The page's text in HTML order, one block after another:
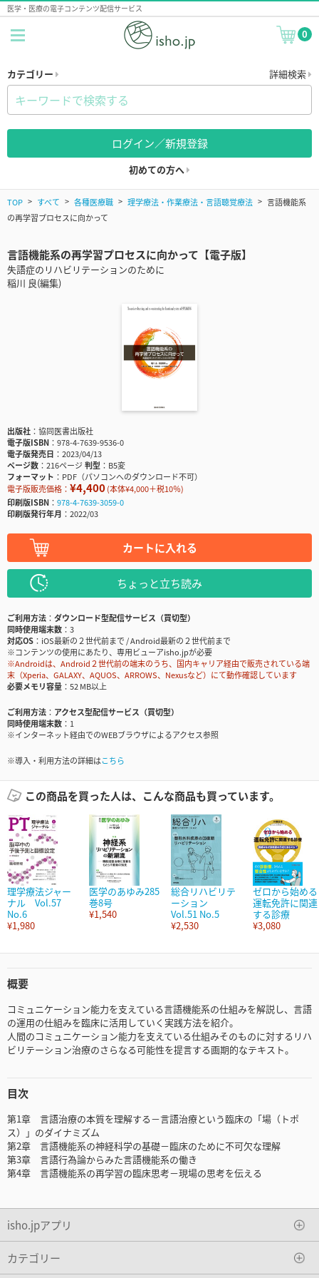
医学・医療の電子コンテンツ配信サービス
0
カテゴリー 詳細検索
ログイン／新規登録
初めての方へ
TOP すべて 各種医療職 理学療法・作業療法・言語聴覚療法
言語機能系
の再学習プロセスに向かって
言語機能系の再学習プロセスに向かって【電子版】
失語症のリハビリテーションのために
稲川 良(編集)
出版社
協同医書出版社
電子版ISBN
978-4-7639-9536-0
電子版発売日
2023/04/13
ページ数
216ページ判型
B5変
フォーマット
PDF（パソコンへのダウンロード不可）
電子版販売価格： ¥4,400(本体¥4,000＋税10％)
印刷版ISBN
978-4-7639-3059-0
印刷版発行年月
2022/03
カートに入れる
ちょっと立ち読み
ご利用方法
ダウンロード型配信サービス（買切型）
同時使用端末数
3
対応OS
iOS最新の２世代前まで / Android最新の２世代前まで
※コンテンツの使用にあたり、専用ビューアisho.jpが必要
※Androidは、Android２世代前の端末のうち、国内キャリア経由で販売されている端
末（Xperia、GALAXY、AQUOS、ARROWS、Nexusなど）にて動作確認しています
必要メモリ容量
52 MB以上
ご利用方法
アクセス型配信サービス（買切型）
同時使用端末数
1
※インターネット経由でのWEBブラウザによるアクセス参照
※導入・利用方法の詳細はこちら
この商品を買った人は、こんな商品も買っています。
理学療法ジャー
ナル Vol.57
No.6
¥1,980
医学のあゆみ285
巻8号
¥1,540
総合リハビリテ
ーション
Vol.51 No.5
¥2,530
ゼロから始める
運転免許に関連
する診療
¥3,080
概要
コミュニケーション能力を支えている言語機能系の仕組みを解説し、言語
の運用の仕組みを臨床に活用していく実践方法を紹介。
人間のコミュニケーション能力を支えている仕組みそのものに対するリハ
ビリテーション治療のさらなる可能性を提言する画期的なテキスト。
目次
第1章 言語治療の本質を理解する－言語治療という臨床の「場（トポ
ス）」のダイナミズム
第2章 言語機能系の神経科学の基礎－臨床のために不可欠な理解
第3章 言語行為論からみた言語機能系の働き
第4章 言語機能系の再学習の臨床思考－現場の思考を伝える
isho.jpアプリ
カテゴリー